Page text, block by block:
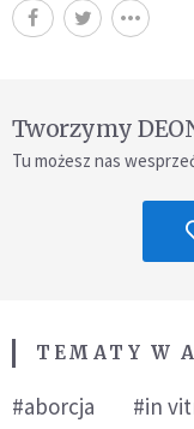
Tworzymy
Tu możesz nas
TEMATY W
#aborcja #in